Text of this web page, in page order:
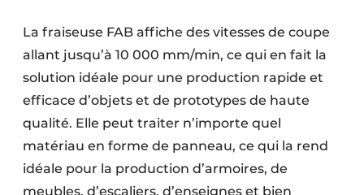
La fraiseuse FAB affiche des vitesses de coupe
allant jusqu’à 10 000 mm/min, ce qui en fait la
solution idéale pour une production rapide et
efficace d’objets et de prototypes de haute
qualité. Elle peut traiter n’importe quel
matériau en forme de panneau, ce qui la rend
idéale pour la production d’armoires, de
meubles, d’escaliers, d’enseignes et bien